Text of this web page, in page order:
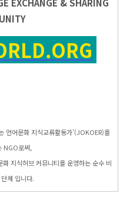
EXCHANGE & SHARING
언어문화 지식교류활동가’(JOKOER)를
NGO로써,
지식허브 커뮤니티를 운영하는 순수 비
체 입니다.